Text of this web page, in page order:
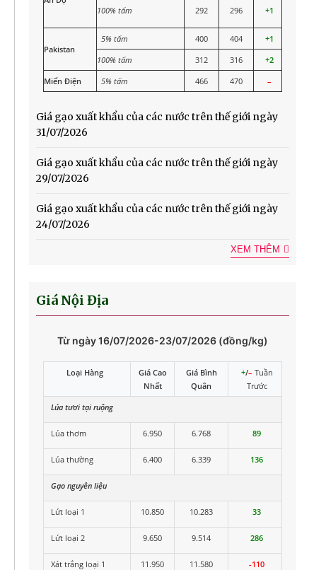
100% tấm 292 296 +1
Pakistan
5% tấm 400 404
+1
100% tấm
312 316
+2
Miến Điện
5% tấm 466 470 –
Giá gạo xuất khẩu của các nước trên thế giới ngày
31/07/2026
Giá gạo xuất khẩu của các nước trên thế giới ngày
29/07/2026
Giá gạo xuất khẩu của các nước trên thế giới ngày
24/07/2026
XEM THÊM
Giá Nội Địa
Từ ngày 16/07/2026-23/07/2026 (đồng/kg)
Loại Hàng
Giá Cao
Nhất
Giá Bình
Quân
+/– Tuần
Trước
Lúa tươi tại ruộng
Lúa thơm 6.950 6.768 89
Lúa thường 6.400 6.339 136
Gạo nguyên liệu
Lứt loại 1 10.850 10.283 33
Lứt loại 2 9.650 9.514 286
Xát trắng loại 1 11.950 11.580 -110